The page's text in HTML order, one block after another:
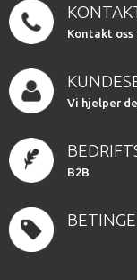
Kontakt oss
Vi hjelper
B2B